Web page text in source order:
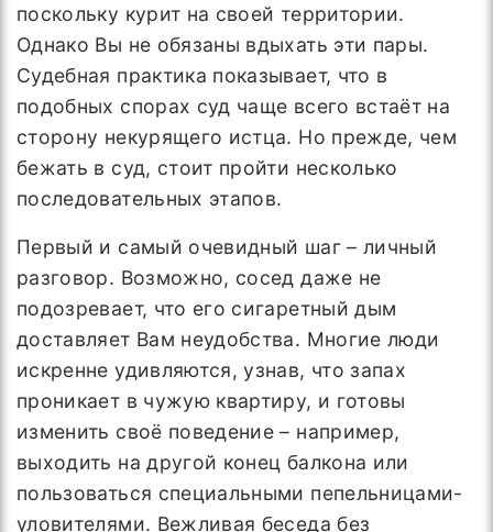
поскольку курит на своей территории.
Однако Вы не обязаны вдыхать эти пары.
Судебная практика показывает, что в
подобных спорах суд чаще всего встаёт на
сторону некурящего истца. Но прежде, чем
бежать в суд, стоит пройти несколько
последовательных этапов.
Первый и самый очевидный шаг – личный
разговор. Возможно, сосед даже не
подозревает, что его сигаретный дым
доставляет Вам неудобства. Многие люди
искренне удивляются, узнав, что запах
проникает в чужую квартиру, и готовы
изменить своё поведение – например,
выходить на другой конец балкона или
пользоваться специальными пепельницами-
уловителями. Вежливая беседа без